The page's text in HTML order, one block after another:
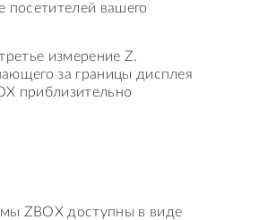
вашего
измерение Z.
за границы дисплея
приблизительно
ZBOX доступны в виде